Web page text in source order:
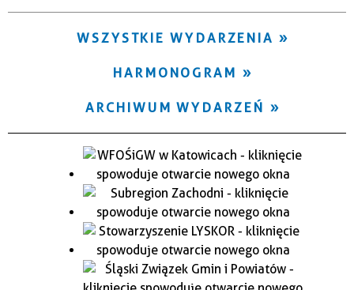
WSZYSTKIE WYDARZENIA
HARMONOGRAM
ARCHIWUM WYDARZEŃ